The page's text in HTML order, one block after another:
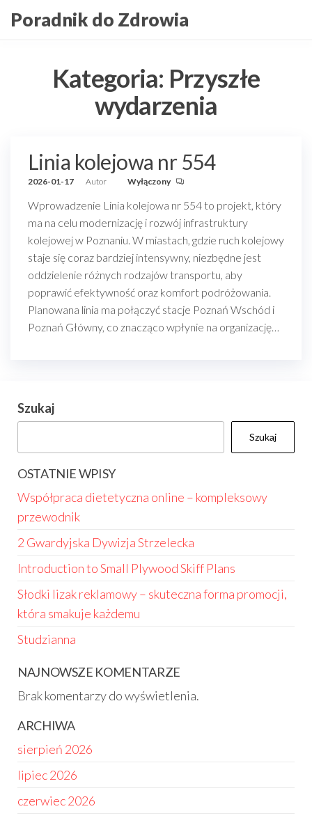
doPoradnik do Zdrowia
Kategoria: Przyszłe
wydarzenia
Linia kolejowa nr 554
2026-01-17 Autor Wyłączony
Wprowadzenie Linia kolejowa nr 554 to projekt, który
ma na celu modernizację i rozwój infrastruktury
kolejowej w Poznaniu. W miastach, gdzie ruch kolejowy
staje się coraz bardziej intensywny, niezbędne jest
oddzielenie różnych rodzajów transportu, aby
poprawić efektywność oraz komfort podróżowania.
Planowana linia ma połączyć stacje Poznań Wschód i
Poznań Główny, co znacząco wpłynie na organizację…
Szukaj
Szukaj
OSTATNIE WPISY
Współpraca dietetyczna online – kompleksowy
przewodnik
2 Gwardyjska Dywizja Strzelecka
Introduction to Small Plywood Skiff Plans
Słodki lizak reklamowy – skuteczna forma promocji,
która smakuje każdemu
Studzianna
NAJNOWSZE KOMENTARZE
Brak komentarzy do wyświetlenia.
ARCHIWA
sierpień 2026
lipiec 2026
czerwiec 2026